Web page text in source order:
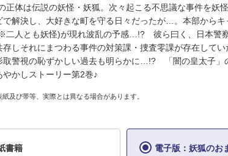
正体は伝説の妖怪・妖狐。次々起こる不思議な事件を妖
で解決し、大好きな町を守る日々だったが…。本部からキ
二人とも妖怪)が現れ波乱の予感…!? 彼ら曰く、日本警
存しそれにまつわる事件の対策課・捜査零課が存在してい
取警視の恥ずかしい過去も明らかに…!? 「闇の皇太子」
やかしストーリー第2巻♪
及び帯等、実際とは異なる場合があります。
書籍
電子版：妖狐のお